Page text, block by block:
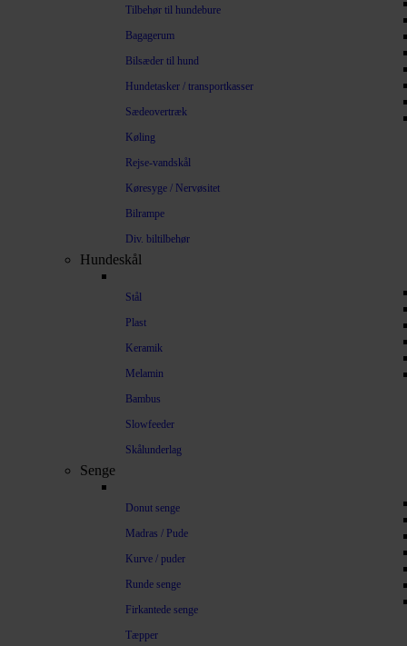
Tilbehør til hundebure
Bagagerum
Bilsæder til hund
Hundetasker / transportkasser
Sædeovertræk
Køling
Rejse-vandskål
Køresyge / Nervøsitet
Bilrampe
Div. biltilbehør
Hundeskål
Stål
Plast
Keramik
Melamin
Bambus
Slowfeeder
Skålunderlag
Senge
Donut senge
Madras / Pude
Kurve / puder
Runde senge
Firkantede senge
Tæpper